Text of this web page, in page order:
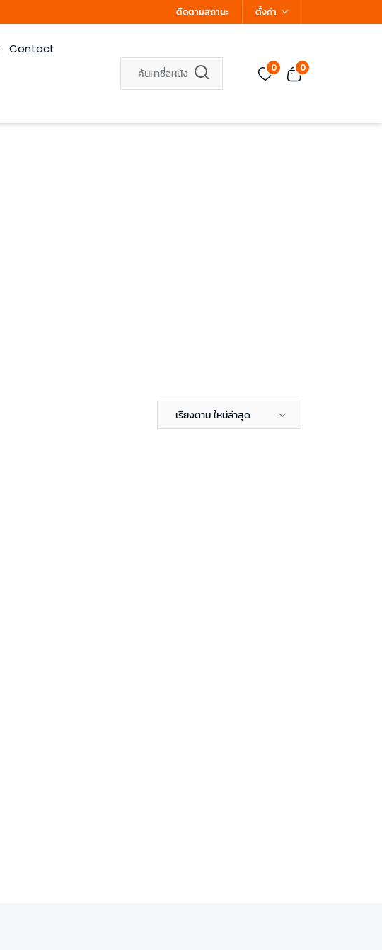
ติดตามสถานะ ตั้งค่า
Contact
0 0
เรียงตาม ใหม่ล่าสุด